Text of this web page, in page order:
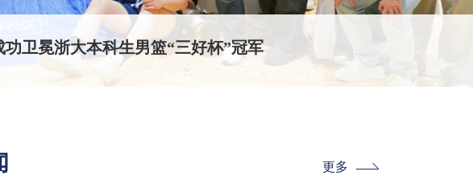
卫冕浙大本科生男篮“三好杯”冠军
更多